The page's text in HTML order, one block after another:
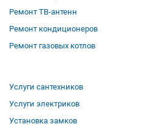
Ремонт ТВ-антенн
Ремонт кондиционеров
Ремонт газовых котлов
Услуги сантехников
Услуги электриков
Установка замков